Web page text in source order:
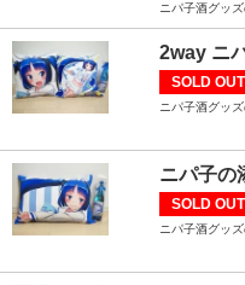
ニパ子酒グッ
2way ニ
SOLD OUT
ニパ子酒グッ
ニパ子の
SOLD OUT
ニパ子酒グッ